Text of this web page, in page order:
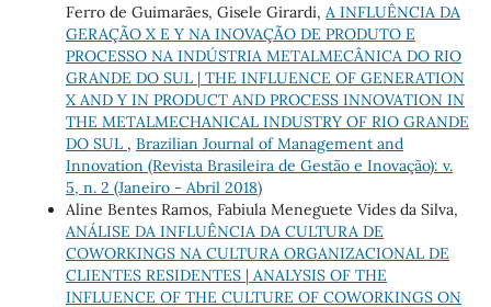
Ferro de Guimarães, Gisele Girardi, A INFLUÊNCIA DA
GERAÇÃO X E Y NA INOVAÇÃO DE PRODUTO E
PROCESSO NA INDÚSTRIA METALMECÂNICA DO RIO
GRANDE DO SUL | THE INFLUENCE OF GENERATION
X AND Y IN PRODUCT AND PROCESS INNOVATION IN
THE METALMECHANICAL INDUSTRY OF RIO GRANDE
DO SUL , Brazilian Journal of Management and
Innovation (Revista Brasileira de Gestão e Inovação): v.
5, n. 2 (Janeiro - Abril 2018)
Aline Bentes Ramos, Fabiula Meneguete Vides da Silva,
ANÁLISE DA INFLUÊNCIA DA CULTURA DE
COWORKINGS NA CULTURA ORGANIZACIONAL DE
CLIENTES RESIDENTES | ANALYSIS OF THE
INFLUENCE OF THE CULTURE OF COWORKINGS ON